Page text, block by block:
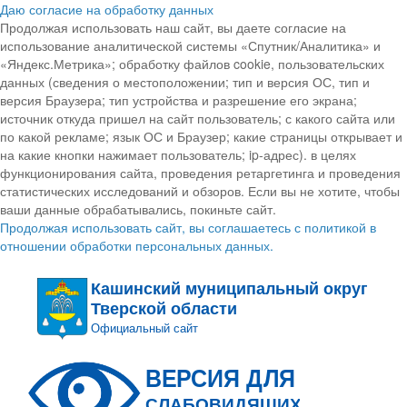
Даю согласие на обработку данных
Продолжая использовать наш сайт, вы даете согласие на
использование аналитической системы «Спутник/Аналитика» и
«Яндекс.Метрика»; обработку файлов cookie, пользовательских
данных (сведения о местоположении; тип и версия ОС, тип и
версия Браузера; тип устройства и разрешение его экрана;
источник откуда пришел на сайт пользователь; с какого сайта или
по какой рекламе; язык ОС и Браузер; какие страницы открывает и
на какие кнопки нажимает пользователь; ip-адрес). в целях
функционирования сайта, проведения ретаргетинга и проведения
статистических исследований и обзоров. Если вы не хотите, чтобы
ваши данные обрабатывались, покиньте сайт.
Продолжая использовать сайт, вы соглашаетесь с политикой в
отношении обработки персональных данных.